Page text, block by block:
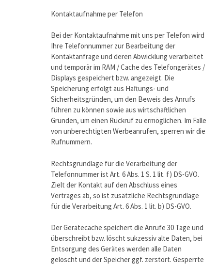
Kontaktaufnahme per Telefon
Bei der Kontaktaufnahme mit uns per Telefon wird
Ihre Telefonnummer zur Bearbeitung der
Kontaktanfrage und deren Abwicklung verarbeitet
und temporär im RAM / Cache des Telefongerätes /
Displays gespeichert bzw. angezeigt. Die
Speicherung erfolgt aus Haftungs- und
Sicherheitsgründen, um den Beweis des Anrufs
führen zu können sowie aus wirtschaftlichen
Gründen, um einen Rückruf zu ermöglichen. Im Falle
von unberechtigten Werbeanrufen, sperren wir die
Rufnummern.
Rechtsgrundlage für die Verarbeitung der
Telefonnummer ist Art. 6 Abs. 1 S. 1 lit. f) DS-GVO.
Zielt der Kontakt auf den Abschluss eines
Vertrages ab, so ist zusätzliche Rechtsgrundlage
für die Verarbeitung Art. 6 Abs. 1 lit. b) DS-GVO.
Der Gerätecache speichert die Anrufe 30 Tage und
überschreibt bzw. löscht sukzessiv alte Daten, bei
Entsorgung des Gerätes werden alle Daten
gelöscht und der Speicher ggf. zerstört. Gesperrte